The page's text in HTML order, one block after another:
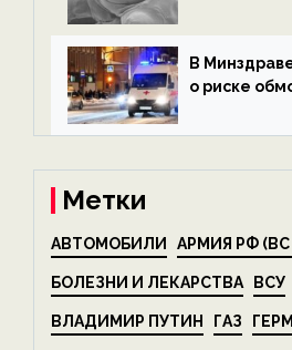
экологии
В
о риске
на
Метки
АВТОМОБИЛИ АРМИЯ РФ (ВС
БОЛЕЗНИ И ЛЕКАРСТВА ВСУ
ВЛАДИМИР ПУТИН ГАЗ